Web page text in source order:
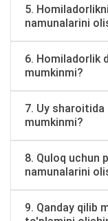
5.
namunalarini
6. Homiladorlik
mumkinmi?
7. Uy sharoitida
mumkinmi?
8. Quloq uchun
namunalarini
9. Qanday qilib